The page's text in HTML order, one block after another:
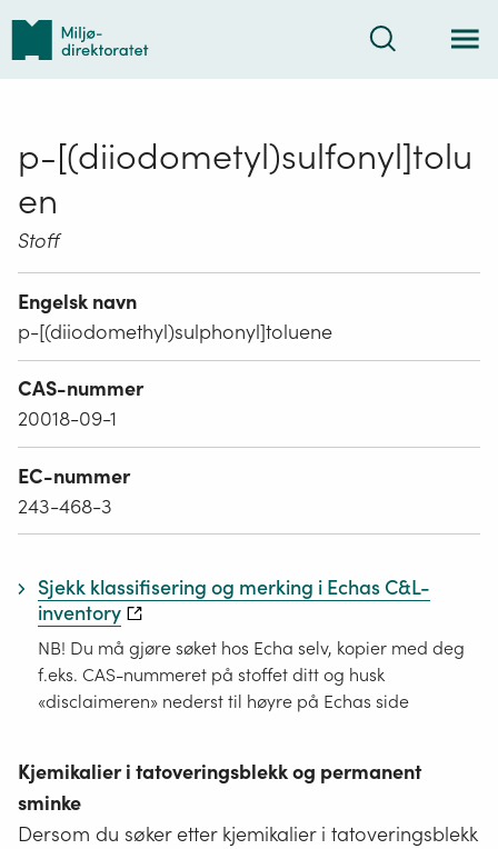
Tilbake
forsiden
Søk
p-[(diiodometyl)sulfonyl]tolu
en
Stoff
Engelsk navn
p-[(diiodomethyl)sulphonyl]toluene
CAS-nummer
20018-09-1
EC-nummer
243-468-3
Sjekk klassifisering og merking i Echas C&L-
inventory
NB! Du må gjøre søket hos Echa selv, kopier med deg
f.eks. CAS-nummeret på stoffet ditt og husk
«disclaimeren» nederst til høyre på Echas side
Kjemikalier i tatoveringsblekk og permanent
sminke
Dersom du søker etter kjemikalier i tatoveringsblekk